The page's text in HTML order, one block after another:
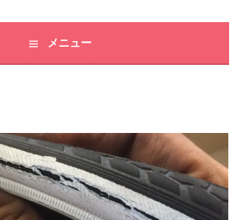
メニュー